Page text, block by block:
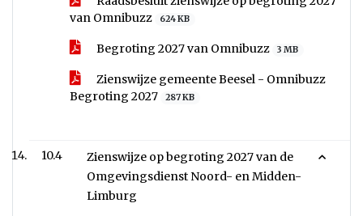
van Omnibuzz
624 KB
Begroting 2027 van Omnibuzz 3 MB
Zienswijze gemeente Beesel - Omnibuzz
Begroting 2027
287 KB
10.4
Zienswijze op begroting 2027 van de
Omgevingsdienst Noord- en Midden-
Limburg